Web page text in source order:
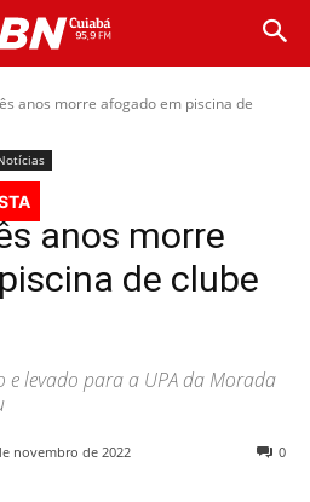
anos morre afogado em piscina de
anos morre
de clube
e levado para a UPA da Morada
novembro de 2022 0